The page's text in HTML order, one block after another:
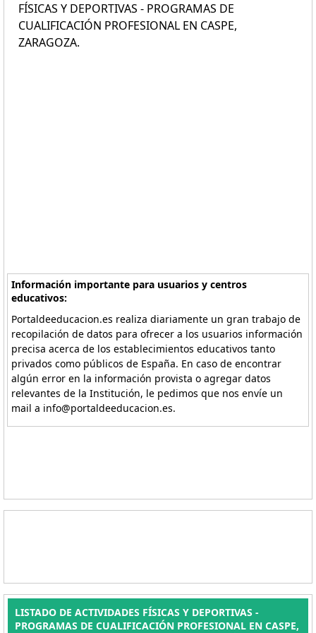
FÍSICAS Y DEPORTIVAS - PROGRAMAS DE
CUALIFICACIÓN PROFESIONAL EN CASPE,
ZARAGOZA.
Información importante para usuarios y centros
educativos:
Portaldeeducacion.es realiza diariamente un gran trabajo de
recopilación de datos para ofrecer a los usuarios información
precisa acerca de los establecimientos educativos tanto
privados como públicos de España. En caso de encontrar
algún error en la información provista o agregar datos
relevantes de la Institución, le pedimos que nos envíe un
mail a info@portaldeeducacion.es.
LISTADO DE ACTIVIDADES FÍSICAS Y DEPORTIVAS -
PROGRAMAS DE CUALIFICACIÓN PROFESIONAL EN CASPE,